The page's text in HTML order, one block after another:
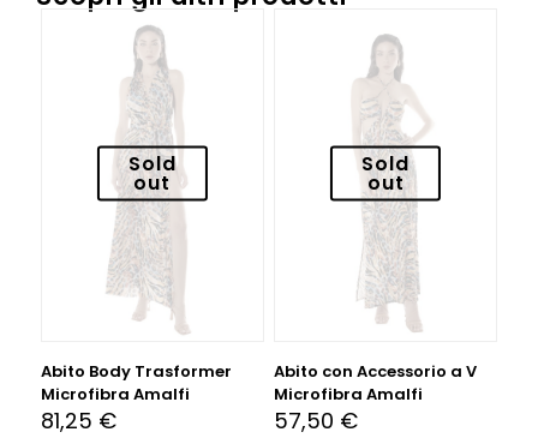
Sold
out
Abito Body Trasformer
Microfibra Amalfi
81,25 €
Sold
out
Abito con Accessorio a V
Microfibra Amalfi
57,50 €